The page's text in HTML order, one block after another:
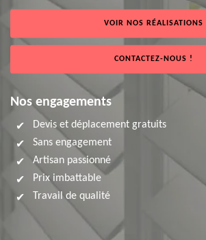
VOIR NOS RÉALISATIONS
CONTACTEZ-NOUS !
Nos engagements
Devis et déplacement gratuits
Sans engagement
Artisan passionné
Prix imbattable
Travail de qualité